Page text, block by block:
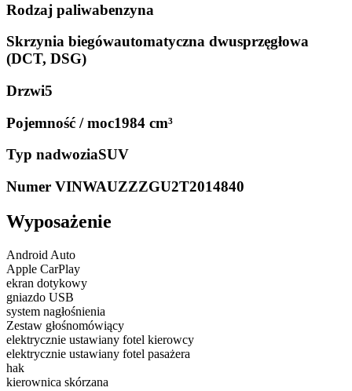
Rodzaj paliwabenzyna
Skrzynia biegówautomatyczna dwusprzęgłowa
(DCT, DSG)
Drzwi5
Pojemność / moc1984 cm³
Typ nadwoziaSUV
Numer VINWAUZZZGU2T2014840
Wyposażenie
Android Auto
Apple CarPlay
ekran dotykowy
gniazdo USB
system nagłośnienia
Zestaw głośnomówiący
elektrycznie ustawiany fotel kierowcy
elektrycznie ustawiany fotel pasażera
hak
kierownica skórzana